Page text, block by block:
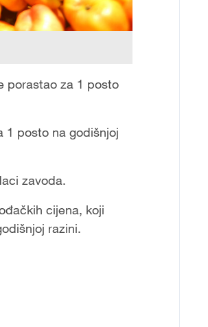
porastao za 1 posto
1 posto na godišnjoj
zavoda.
cijena, koji
razini.